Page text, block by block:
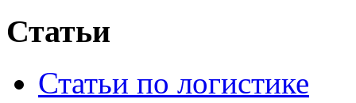
Статьи
Статьи по логистике